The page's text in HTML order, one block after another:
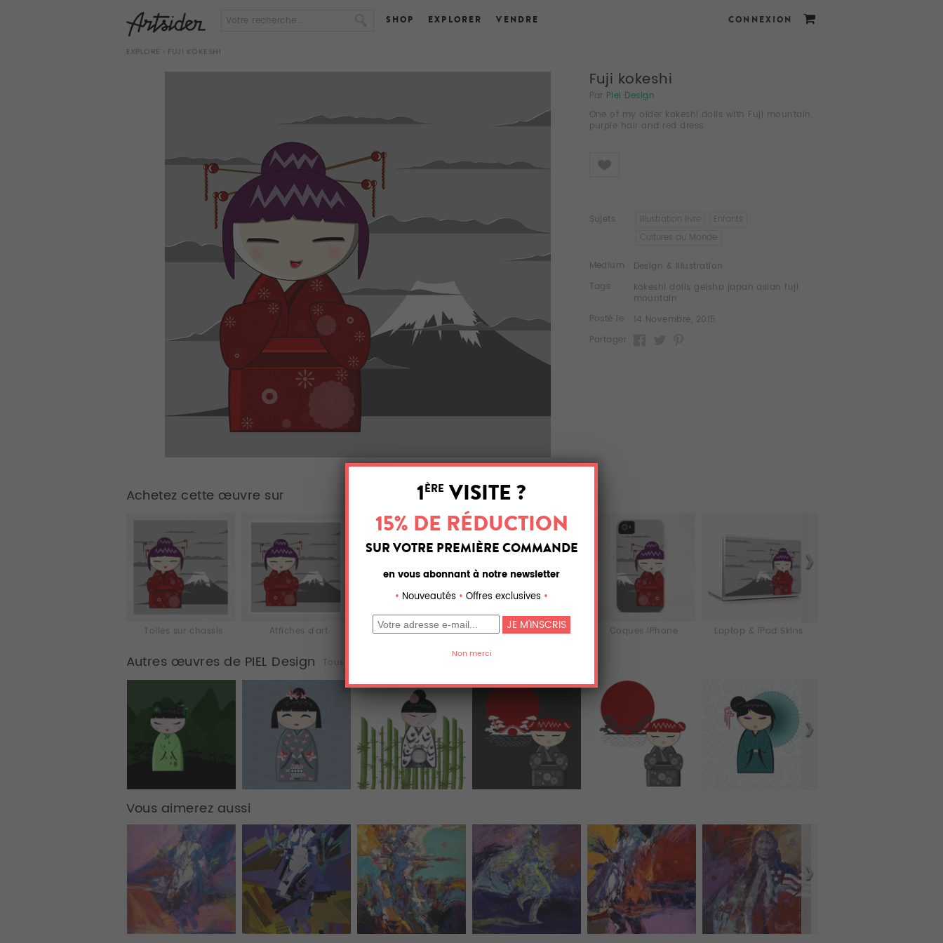
SHOP EXPLORER VENDRE CONNEXION
EXPLORE › FUJI KOKESHI
Fuji kokeshi
Par Piel Design
One of my older kokeshi dolls with Fuji mountain,
purple hair and red dress.
Like
Sujets Illustration livre
Enfants
Cultures du Monde
Medium
Design & Illustration
Tags
kokeshi dolls geisha japan asian fuji
mountain
Posté le
14 Novembre, 2015
Partager
Achetez cette œuvre sur
Toiles sur chassis Affiches d'art Débardeurs iPhone & iPod Skins Coques iPhone Laptop & iPad Skins
Autres œuvres de PIEL Design Tous (47)
Vous aimerez aussi